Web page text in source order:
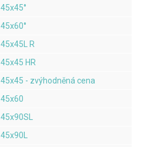
45x45°
45x60°
45x45L R
45x45 HR
45x45 - zvýhodněná cena
45x60
45x90SL
45x90L